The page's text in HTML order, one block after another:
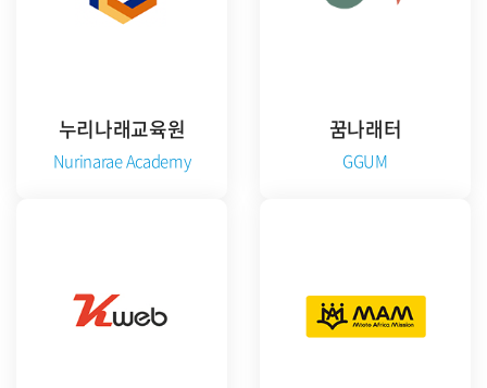
누리나래교육원
Nurinarae Academy
꿈나래터
GGUM